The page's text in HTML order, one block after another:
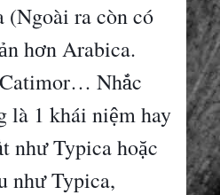
(Ngoài ra còn có
ản hơn Arabica.
… Nhắc
là 1 khái niệm hay
t nhưTypica hoặc
nhưTypica,